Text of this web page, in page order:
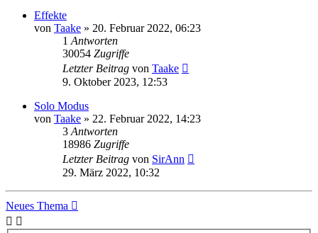
Effekte
von Taake » 20. Februar 2022, 06:23
1 Antworten
30054 Zugriffe
Letzter Beitrag von Taake
9. Oktober 2023, 12:53
Solo Modus
von Taake » 22. Februar 2022, 14:23
3 Antworten
18986 Zugriffe
Letzter Beitrag von SirAnn
29. März 2022, 10:32
Neues Thema